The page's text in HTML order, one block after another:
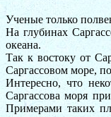
Ученые только
На глубинах
океана.
Так к востоку от
Саргассовом море,
Интересно, что
Саргассова моря
Примерами таких